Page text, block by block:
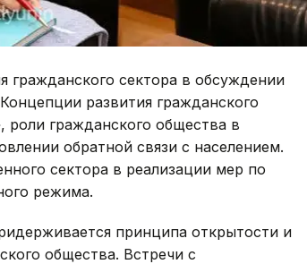
гражданского сектора в обсуждении
развития гражданского
гражданского общества в
обратной связи с населением.
сектора в реализации мер по
режима.
принципа открытости и
общества. Встречи с